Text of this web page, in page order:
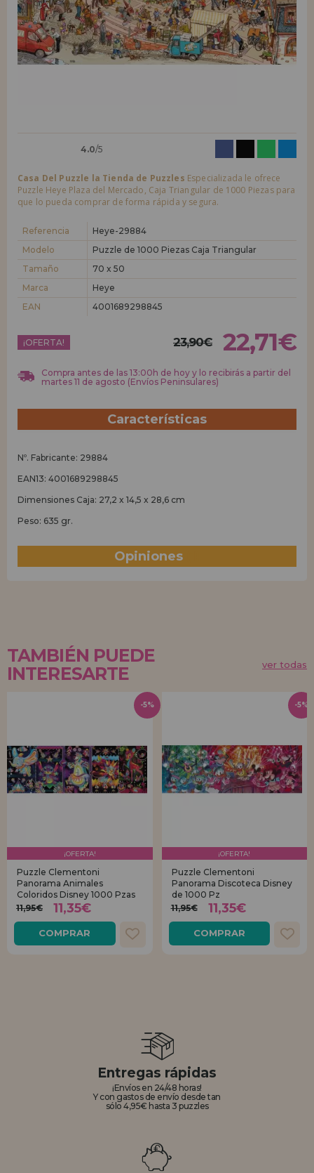
LIQUIDACIONES
INFORMACIÓN
Quiero registrarme como
nuevo cliente
Al crear una cuenta en casadelpuzzle.com podrás realizar tus compras
nuevo distribuidor
¿Eres Profesional o Empresa?. ¿Quieres vender en tu negocio
condiciones de ventas con descuentos especiales para la distribución.
¡Adelante! Te estábamos esperando.
REGISTRO DISTRIBUIDOR
4.0/5
Casa Del Puzzle la Tienda de Puzzles Especializada le ofrece
Puzzle Heye Plaza del Mercado, Caja Triangular de 1000 Piezas para
que lo pueda comprar de forma rápida y segura.
Referencia
Heye-29884
Modelo
Puzzle de 1000 Piezas Caja Triangular
Tamaño
70 x 50
Marca
Heye
EAN
4001689298845
¡OFERTA! 23,90€ 22,71€
Compra antes de las 13:00h de hoy y lo recibirás a partir del
martes 11 de agosto (Envíos Peninsulares)
Características
Nº. Fabricante: 29884
EAN13: 4001689298845
Dimensiones Caja: 27,2 x 14,5 x 28,6 cm
Peso: 635 gr.
Opiniones
TAMBIÉN PUEDE
INTERESARTE
ver todas
¡OFERTA!
Puzzle Clementoni
Panorama Animales
Coloridos Disney 1000 Pzas
11,95€
11,35€
COMPRAR
-5%
¡OFERTA!
Puzzle Clementoni
Panorama Discoteca Disney
de 1000 Pz
11,95€
11,35€
COMPRAR
-5%
Entregas rápidas
¡Envíos en 24/48 horas!
Y con gastos de envío desde tan
sólo 4,95€ hasta 3 puzzles